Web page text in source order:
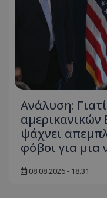
Ανάλυση:
ψάχνει
φόβοι για μια
08.08.2026 - 18:31